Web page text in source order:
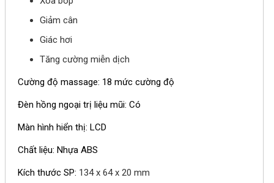
Giảm cân
Giác hơi
Tăng cường miễn dịch
Cường độ massage: 18 mức cường độ
Đèn hồng ngoại trị liệu mũi: Có
Màn hình hiển thị: LCD
Chất liệu: Nhựa ABS
Kích thước SP: 134 x 64 x 20 mm